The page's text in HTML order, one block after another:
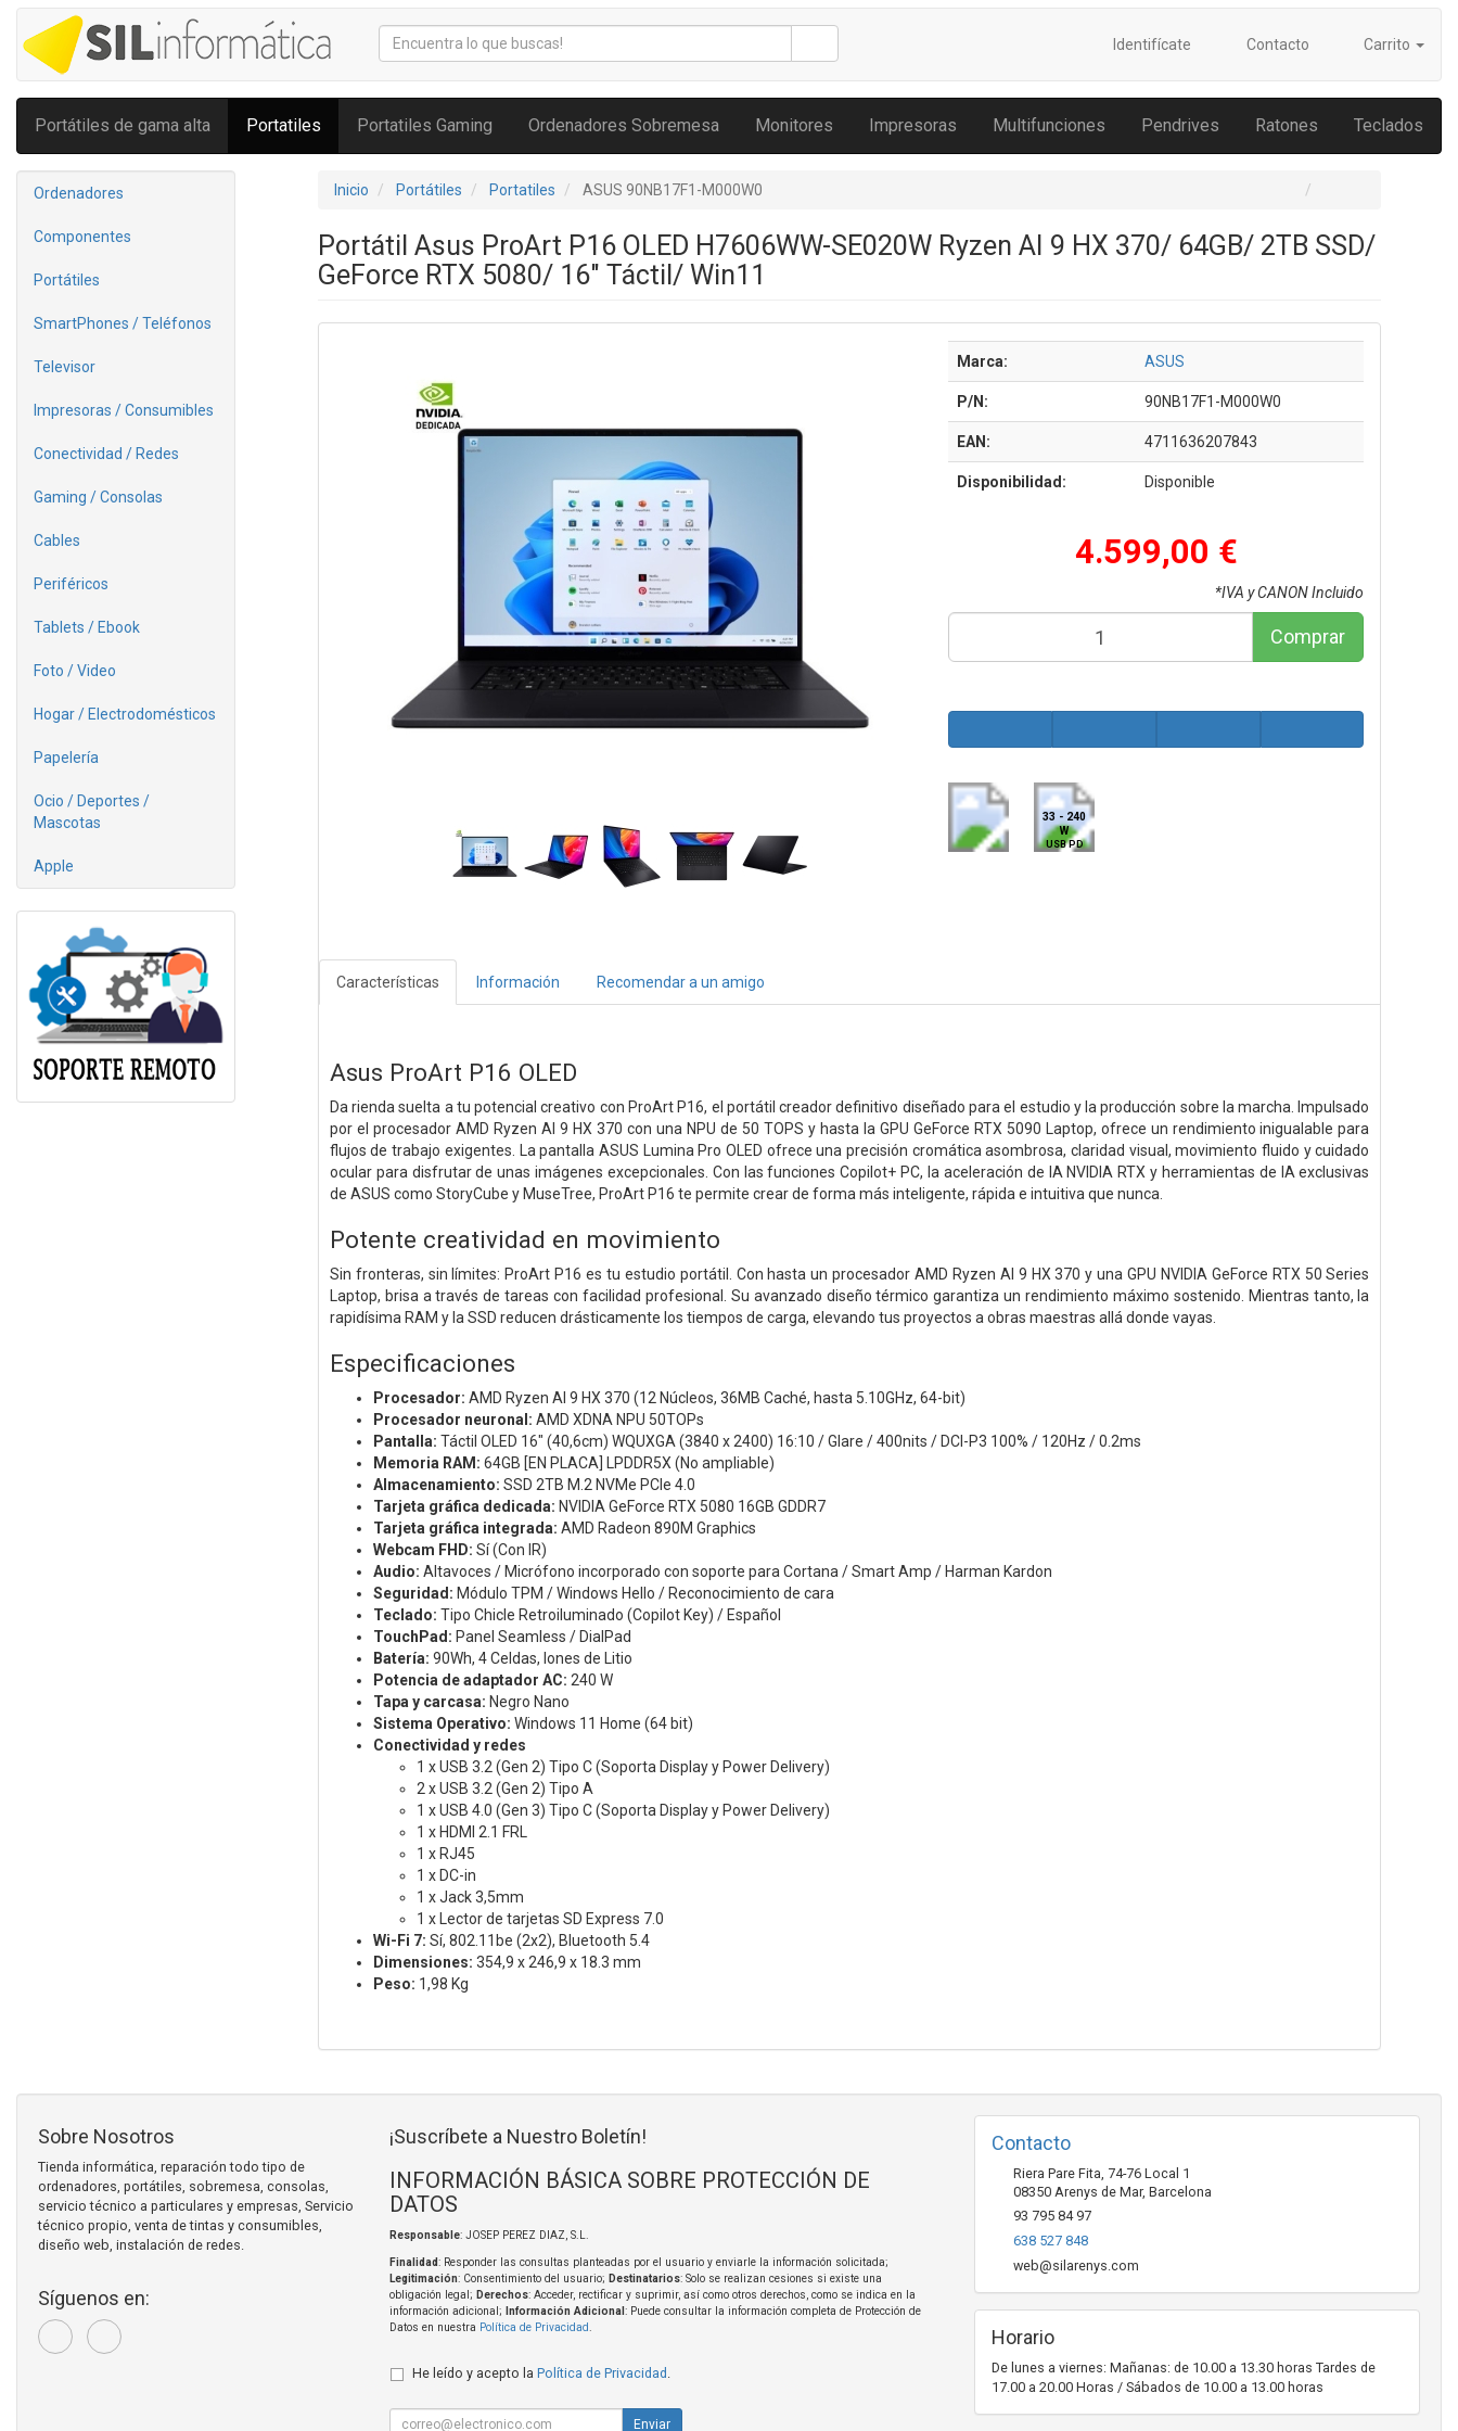
Identifícate Contacto Carrito
Portátiles de gama alta Portatiles Portatiles Gaming Ordenadores Sobremesa Monitores Impresoras Multifunciones Pendrives Ratones Teclados
Ordenadores
Componentes
Portátiles
SmartPhones / Teléfonos
Televisor
Impresoras / Consumibles
Conectividad / Redes
Gaming / Consolas
Cables
Periféricos
Tablets / Ebook
Foto / Video
Hogar / Electrodomésticos
Papelería
Ocio / Deportes /
Mascotas
Apple
Inicio Portátiles Portatiles ASUS 90NB17F1-M000W0
Portátil Asus ProArt P16 OLED H7606WW-SE020W Ryzen AI 9 HX 370/ 64GB/ 2TB SSD/
GeForce RTX 5080/ 16" Táctil/ Win11
Marca: ASUS
P/N: 90NB17F1-M000W0
EAN: 4711636207843
Disponibilidad: Disponible
4.599,00 €
*IVA y CANON Incluido
Comprar
33 - 240
W
USB PD
Características Información Recomendar a un amigo
Asus ProArt P16 OLED
Da rienda suelta a tu potencial creativo con ProArt P16, el portátil creador definitivo diseñado para el estudio y la producción sobre la marcha. Impulsado
por el procesador AMD Ryzen AI 9 HX 370 con una NPU de 50 TOPS y hasta la GPU GeForce RTX 5090 Laptop, ofrece un rendimiento inigualable para
flujos de trabajo exigentes. La pantalla ASUS Lumina Pro OLED ofrece una precisión cromática asombrosa, claridad visual, movimiento fluido y cuidado
ocular para disfrutar de unas imágenes excepcionales. Con las funciones Copilot+ PC, la aceleración de IA NVIDIA RTX y herramientas de IA exclusivas
de ASUS como StoryCube y MuseTree, ProArt P16 te permite crear de forma más inteligente, rápida e intuitiva que nunca.
Potente creatividad en movimiento
Sin fronteras, sin límites: ProArt P16 es tu estudio portátil. Con hasta un procesador AMD Ryzen AI 9 HX 370 y una GPU NVIDIA GeForce RTX 50 Series
Laptop, brisa a través de tareas con facilidad profesional. Su avanzado diseño térmico garantiza un rendimiento máximo sostenido. Mientras tanto, la
rapidísima RAM y la SSD reducen drásticamente los tiempos de carga, elevando tus proyectos a obras maestras allá donde vayas.
Especificaciones
Procesador: AMD Ryzen AI 9 HX 370 (12 Núcleos, 36MB Caché, hasta 5.10GHz, 64-bit)
Procesador neuronal: AMD XDNA NPU 50TOPs
Pantalla: Táctil OLED 16" (40,6cm) WQUXGA (3840 x 2400) 16:10 / Glare / 400nits / DCI-P3 100% / 120Hz / 0.2ms
Memoria RAM: 64GB [EN PLACA] LPDDR5X (No ampliable)
Almacenamiento: SSD 2TB M.2 NVMe PCIe 4.0
Tarjeta gráfica dedicada: NVIDIA GeForce RTX 5080 16GB GDDR7
Tarjeta gráfica integrada: AMD Radeon 890M Graphics
Webcam FHD: Sí (Con IR)
Audio: Altavoces / Micrófono incorporado con soporte para Cortana / Smart Amp / Harman Kardon
Seguridad: Módulo TPM / Windows Hello / Reconocimiento de cara
Teclado: Tipo Chicle Retroiluminado (Copilot Key) / Español
TouchPad: Panel Seamless / DialPad
Batería: 90Wh, 4 Celdas, Iones de Litio
Potencia de adaptador AC: 240 W
Tapa y carcasa: Negro Nano
Sistema Operativo: Windows 11 Home (64 bit)
Conectividad y redes
1 x USB 3.2 (Gen 2) Tipo C (Soporta Display y Power Delivery)
2 x USB 3.2 (Gen 2) Tipo A
1 x USB 4.0 (Gen 3) Tipo C (Soporta Display y Power Delivery)
1 x HDMI 2.1 FRL
1 x RJ45
1 x DC-in
1 x Jack 3,5mm
1 x Lector de tarjetas SD Express 7.0
Wi-Fi 7: Sí, 802.11be (2x2), Bluetooth 5.4
Dimensiones: 354,9 x 246,9 x 18.3 mm
Peso: 1,98 Kg
Sobre Nosotros
Tienda informática, reparación todo tipo de
ordenadores, portátiles, sobremesa, consolas,
servicio técnico a particulares y empresas, Servicio
técnico propio, venta de tintas y consumibles,
diseño web, instalación de redes.
Síguenos en:
¡Suscríbete a Nuestro Boletín!
INFORMACIÓN BÁSICA SOBRE PROTECCIÓN DE
DATOS
Responsable: JOSEP PEREZ DIAZ, S.L.
Finalidad: Responder las consultas planteadas por el usuario y enviarle la información solicitada;
Legitimación: Consentimiento del usuario; Destinatarios: Solo se realizan cesiones si existe una
obligación legal; Derechos: Acceder, rectificar y suprimir, así como otros derechos, como se indica en la
información adicional;
Información Adicional : Puede consultar la información completa de Protección de
Datos en nuestra Política de Privacidad.
He leído y acepto la Política de Privacidad .
Enviar
Contacto
Riera Pare Fita, 74-76 Local 1
08350 Arenys de Mar, Barcelona
93 795 84 97
638 527 848
web@silarenys.com
Horario
De lunes a viernes: Mañanas: de 10.00 a 13.30 horas Tardes de
17.00 a 20.00 Horas / Sábados de 10.00 a 13.00 horas